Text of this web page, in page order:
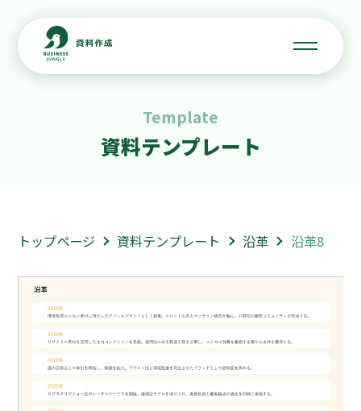
Template
資料テンプレート
トップページ 資料テンプレート 沿革 沿革8